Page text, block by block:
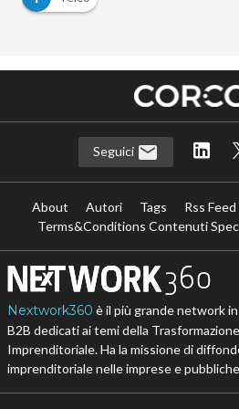
Seguici
About Autori Tags Rss Feed
Terms&Conditions Contenuti
Nextwork360 è il più grande network
B2B dedicati ai temi della
Imprenditoriale. Ha la missione di
imprenditoriale nelle imprese e